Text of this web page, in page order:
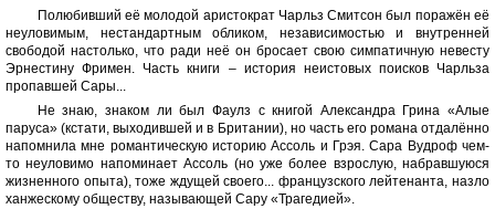
Полюбивший её молодой аристократ Чарльз Смитсон был поражён её
неуловимым, нестандартным обликом, независимостью и внутренней
свободой настолько, что ради неё он бросает свою симпатичную невесту
Эрнестину Фримен. Часть книги – история неистовых поисков Чарльза
пропавшей Сары...
Не знаю, знаком ли был Фаулз с книгой Александра Грина «Алые
паруса» (кстати, выходившей и в Британии), но часть его романа отдалённо
напомнила мне романтическую историю Ассоль и Грэя. Сара Вудроф чем-
то неуловимо напоминает Ассоль (но уже более взрослую, набравшуюся
жизненного опыта), тоже ждущей своего... французского лейтенанта, назло
ханжескому обществу, называющей Сару «Трагедией».